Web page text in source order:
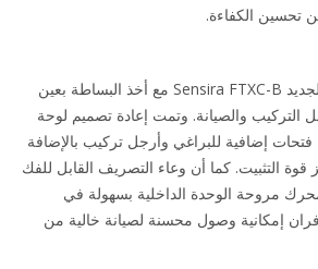
الكفاءة.
تم تطوير مكيف الهواء الجديد Sensira FTXC-B مع أخذ البساطة بعين
والصيانة. وتمت إعادة تصميم لوحة
للبراغي وأرجل تركيب بالإضافة
كما أن وعاء التصريف القابل للفك
الوحدة الداخلية بسهولة في
وصول محسنة لصيانة خالية من